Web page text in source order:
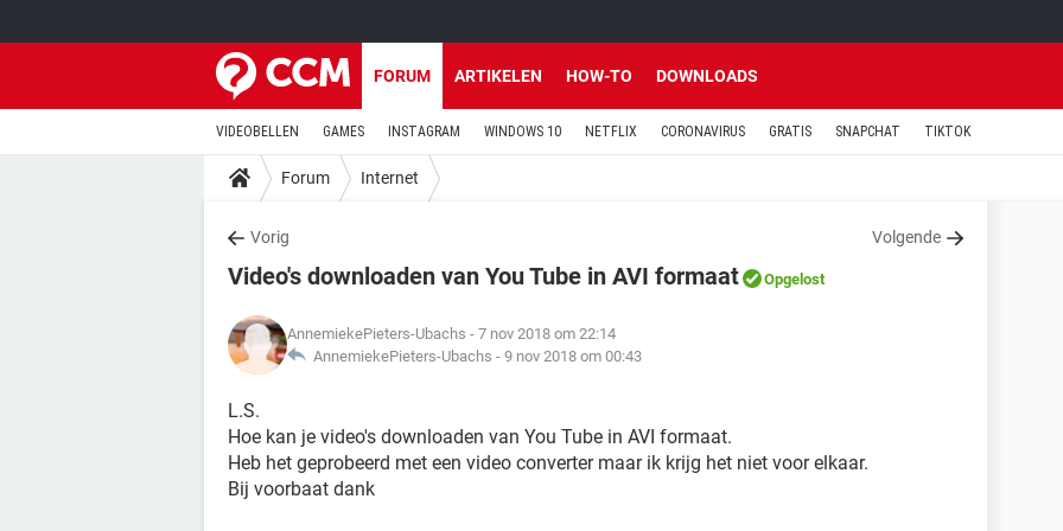
FORUM ARTIKELEN HOW-TO DOWNLOADS
VIDEOBELLEN GAMES INSTAGRAM WINDOWS 10 NETFLIX CORONAVIRUS GRATIS SNAPCHAT TIKTOK
Forum Internet
Vorig Volgende
Video's downloaden van You Tube in AVI formaat Opgelost
AnnemiekePieters-Ubachs - 7 nov 2018 om 22:14
AnnemiekePieters-Ubachs - 9 nov 2018 om 00:43
L.S.
Hoe kan je video's downloaden van You Tube in AVI formaat.
Heb het geprobeerd met een video converter maar ik krijg het niet voor elkaar.
Bij voorbaat dank